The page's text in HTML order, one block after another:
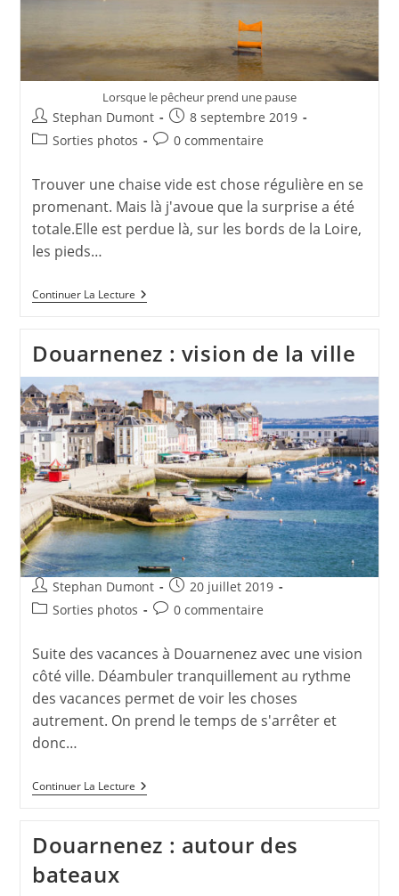
Lorsque le pêcheur prend une pause
Auteur/autrice
de
Stephan Dumont
Publication
publiée :
8 septembre 2019
PostSorties photos
Commentaires
publication :
0 commentaire
Trouver une chaise vide est chose régulière en se
promenant. Mais là j'avoue que la surprise a été
totale.Elle est perdue là, sur les bords de la Loire,
les pieds…
Continuer La LectureLa
Chaise
Douarnenez : vision de la ville
Auteur/autrice
de
Stephan Dumont
Publication
publiée :
20 juillet 2019
PostSorties photos
Commentaires
publication :
0 commentaire
Suite des vacances à Douarnenez avec une vision
côté ville. Déambuler tranquillement au rythme
des vacances permet de voir les choses
autrement. On prend le temps de s'arrêter et
donc…
Continuer La LectureDouarnenez
:
La
Ville
Douarnenez : autour des
bateaux